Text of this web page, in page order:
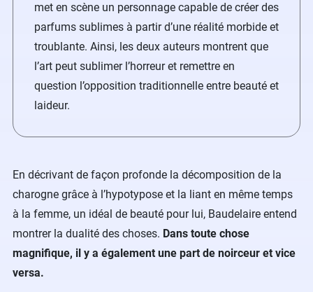
met en scène un personnage capable de créer des
parfums sublimes à partir d’une réalité morbide et
troublante. Ainsi, les deux auteurs montrent que
l’art peut sublimer l’horreur et remettre en
question l’opposition traditionnelle entre beauté et
laideur.
En décrivant de façon profonde la décomposition de la
charogne grâce à l’hypotypose et la liant en même temps
à la femme, un idéal de beauté pour lui, Baudelaire entend
montrer la dualité des choses. Dans toute chose
magnifique, il y a également une part de noirceur et vice
versa.